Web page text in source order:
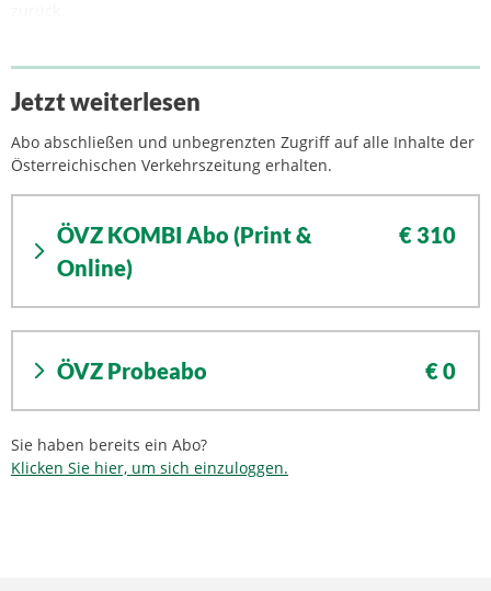
Jetzt weiterlesen
Abo abschließen und unbegrenzten Zugriff auf alle Inhalte der
Österreichischen Verkehrszeitung erhalten.
ÖVZ KOMBI Abo (Print &
Online)
€ 310
ÖVZ Probeabo € 0
Sie haben bereits ein Abo?
Klicken Sie hier, um sich einzuloggen.